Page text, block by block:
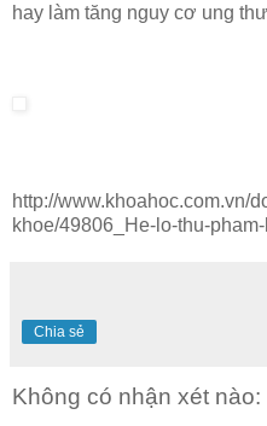
hay làm tăng nguy cơ ung
http://www.khoahoc.com.vn/
khoe/49806_He-lo-thu-
Chia sẻ
Không có nhận xét nào: